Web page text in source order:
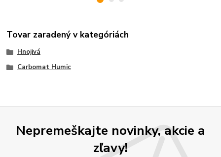
Tovar zaradený v kategóriách
Hnojivá
Carbomat Humic
Nepremeškajte novinky, akcie a
zľavy!